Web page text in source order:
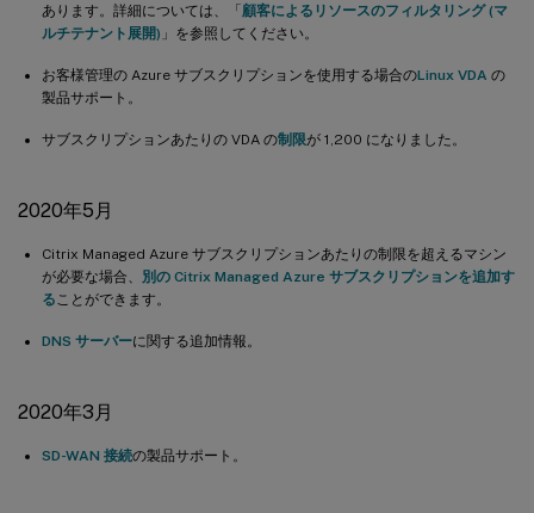
あります。詳細については、「顧客によるリソースのフィルタリング (マ
ルチテナント展開) 」を参照してください。
お客様管理の Azure サブスクリプションを使用する場合のLinux VDA の
製品サポート。
サブスクリプションあたりの VDA の制限が 1,200 になりました。
2020年5月
Citrix Managed Azure サブスクリプションあたりの制限を超えるマシン
が必要な場合、 別の Citrix Managed Azure サブスクリプションを追加す
る ことができます。
DNS サーバーに関する追加情報。
2020年3月
SD-WAN 接続の製品サポート。